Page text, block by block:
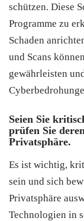
schützen. Diese
Programme zu
Schaden
und Scans
gewährleisten
Seien Sie
prüfen Sie
Privatsphäre.
Es ist wichtig,
sein und sich
Privatsphäre
Technologien in